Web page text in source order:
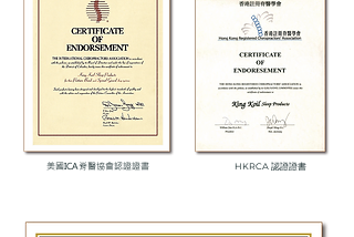
美國ICA脊醫協會認證證書 HKRCA 認證證書